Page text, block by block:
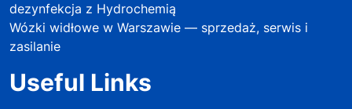
dezynfekcja z Hydrochemią
Wózki widłowe w Warszawie — sprzedaż, serwis i
zasilanie
Useful Links